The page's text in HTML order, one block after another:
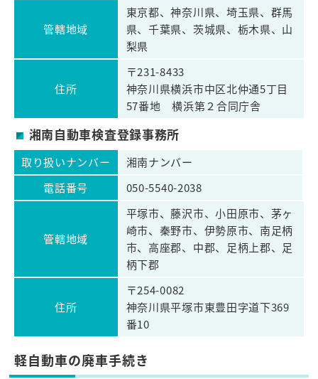
管轄地域
東京都、神奈川県、埼玉県、群馬
県、千葉県、茨城県、栃木県、山
梨県
住所
〒231-8433
神奈川県横浜市中区北仲通5丁目
57番地 横浜第２合同庁舎
湘南自動車検査登録事務所
取り扱いナンバー
湘南ナンバー
電話番号
050-5540-2038
管轄地域
平塚市、藤沢市、小田原市、茅ヶ
崎市、秦野市、伊勢原市、南足柄
市、高座郡、中郡、足柄上郡、足
柄下郡
住所
〒254-0082
神奈川県平塚市東豊田字道下369
番10
軽自動車の廃車手続き